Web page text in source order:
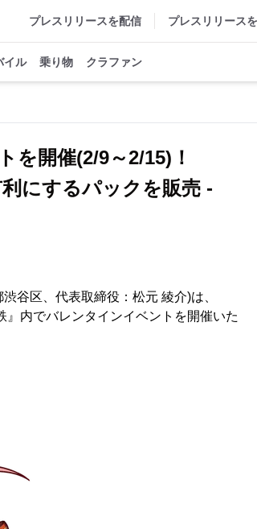
プレスリリースを配信 プレスリリース
イル 乗り物 クラファン
を開催(2/9～2/15)！
にするパックを販売 -
谷区、代表取締役：松元 綾介)は、
内でバレンタインイベントを開催いた